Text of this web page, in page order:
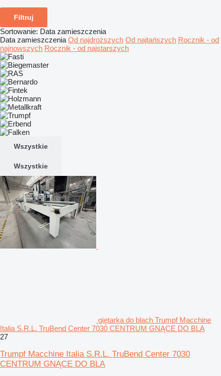
Filtruj
Sortowanie: Data zamieszczenia
Data zamieszczenia Od najdroższych Od najtańszych Rocznik - od
najnowszych Rocznik - od najstarszych
Wszystkie
Wszystkie
giętarka do blach Trumpf Macchine
Italia S.R.L. TruBend Center 7030 CENTRUM GNĄCE DO BLA
27
Trumpf Macchine Italia S.R.L. TruBend Center 7030
CENTRUM GNĄCE DO BLA